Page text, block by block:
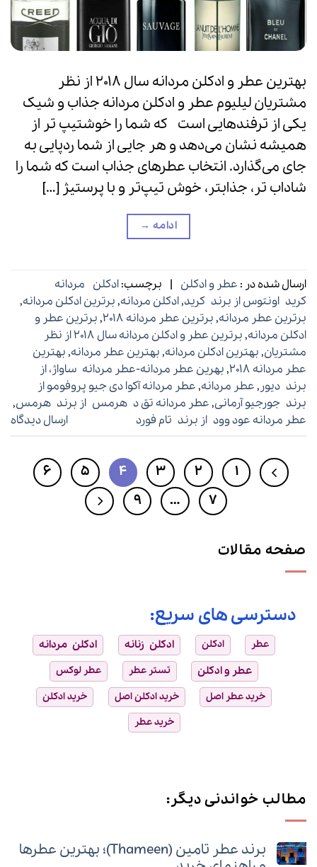
بهترین عطر و ادکلن مردانه سال ۲۰۱۸ از نظر
مشتریان لیلیوم عطر و ادکلن مردانه جذاب و شیک
یکی از ترفند‌هایی است که شما را خوشتیپ تر از
همیشه نشان می‌دهد و هر جایی از شما ردپایی به
جای می‌گذارد. انتخاب عطر‌های جذاب است که شما را
شاداب تر، جذاب‎تر، خوش تیپ‌تر و با پرستیژ […]
ادامه →
ارسال شده در : عطر و ادکلن | برچسب:ادکلن مردانه
کرید اونتوس از برند کرید,ادکلن مردانه, برترین ادکلن مردانه,
برترین عطر مردانه, برترین عطر مردانه ۲۰۱۸ , برترین عطر و
ادکلن مردانه,
برترین عطر و ادکلن مردانه سال ۲۰۱۸ از نظر
مشتریان, بهترین ادکلن مردانه, بهترین عطر مردانه, بهترین
عطر مردانه ۲۰۱۸
, بهرین عطر مردانه-عطر مردانه ساواژ، از
برند دیور , عطر مردانه, عطر مردانه آکوا دی جیو پروفومو از
برند جورجیو آرمانی, عطر مردانه تق د هرمس از برند هرمس,
عطر مردانه عود وود از برند تام فورد
ارسال دیدگاه
1
2
3
4
5
6
7
…
9
صفحه مقالات
دسترسی های سریع:
عطر ادکلن ادکلن زنانه
ادکلن مردانه
عطر و ادکلن
تستر عطر
عطر لوکس
خرید عطر اصل
خرید ادکلن اصل
خرید ادکلن
خرید عطر
مطالب خواندنی دیگر:
برند عطر تامین (Thameen)؛ بهترین عطرها